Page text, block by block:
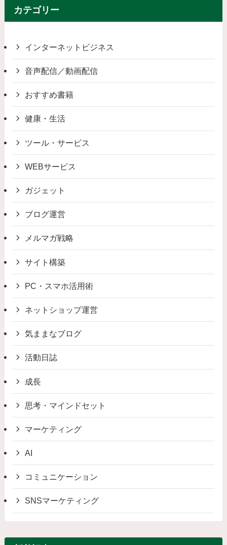
カテゴリー
インターネットビジネス
音声配信／動画配信
おすすめ書籍
健康・生活
ツール・サービス
WEBサービス
ガジェット
ブログ運営
メルマガ戦略
サイト構築
PC・スマホ活用術
ネットショップ運営
気ままなブログ
活動日誌
成長
思考・マインドセット
マーケティング
AI
コミュニケーション
SNSマーケティング